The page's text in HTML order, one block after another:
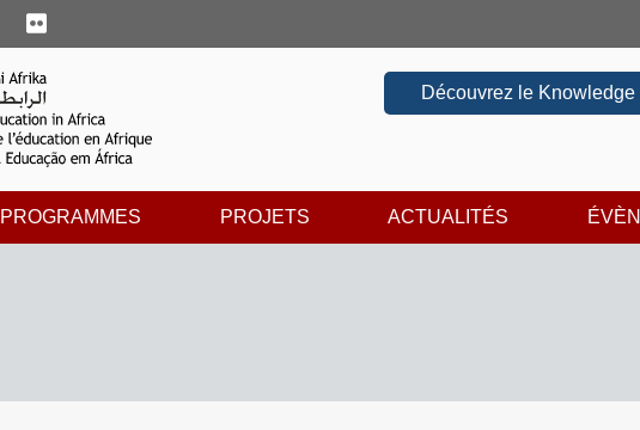
Découvrez le Knowledge
PROGRAMMES PROJETS ACTUALITÉS